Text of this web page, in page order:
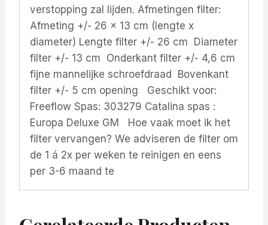
verstopping zal lijden. Afmetingen filter:
Afmeting +/- 26 x 13 cm (lengte x
diameter) Lengte filter +/- 26 cm Diameter
filter +/- 13 cm Onderkant filter +/- 4,6 cm
fijne mannelijke schroefdraad Bovenkant
filter +/- 5 cm opening Geschikt voor:
Freeflow Spas: 303279 Catalina spas :
Europa Deluxe GM Hoe vaak moet ik het
filter vervangen? We adviseren de filter om
de 1 á 2x per weken te reinigen en eens
per 3-6 maand te